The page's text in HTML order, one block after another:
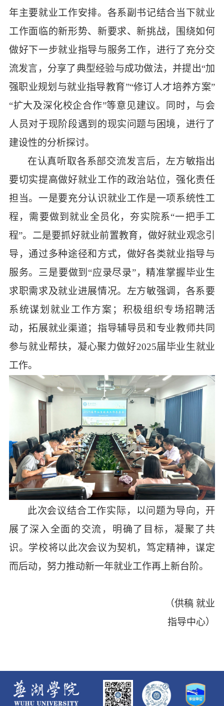
年主要就业工作安排。各系副书记结合当下就业
工作面临的新形势、新要求、新挑战，
围绕如何
做好下一步就业指导与服务工作，进行了充分交
流发言，分享了典型经验与成功做法，并提出“加
强职业规划与就业指导教育”“修订人才培养方案”
“扩大及深化校企合作”等意见建议。同时，与会
人员对于现阶段遇到的现实问题与困境，进行了
建设性的分析探讨。
在认真听取各系部交流发言后，左方敏指出
要切实提高做好就业工作的政治站位，强化责任
担当。一是要充分认识就业工作是一项系统性工
程，需要做到就业全员化，夯实院系“一把手工
程”。二是要抓好就业前置教育，做好就业观念引
导，通过多种途径和方式，做好各类就业指导与
服务。三是要做到“应录尽录”，精准掌握毕业生
求职需求及就业进展情况。左方敏强调，各系要
系统谋划就业工作方案；积极组织专场招聘活
动，拓展就业渠道；指导辅导员和专业教师共同
参与就业帮扶，凝心聚力做好2025届毕业生就业
工作。
此次会议结合工作实际，以问题为导向，开
展了深入全面的交流，明确了目标，凝聚了共
识。学校将以此次会议为契机，笃定精神，谋定
而后动，努力推动新一年就业工作再上新台阶。
（供稿 就业
指导中心）